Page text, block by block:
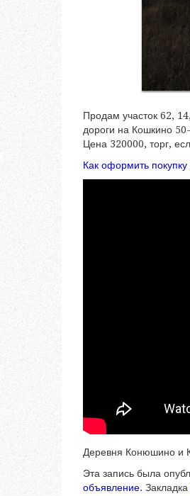
Продам участок 62,
дороги на Кошкино
Цена 320000, торг,
Как оформить покупку
Деревня Конюшино и
Эта запись была
объявление. Закладка